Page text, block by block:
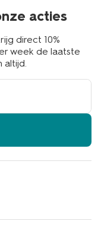
acties
direct 10%
week de laatste
altijd.